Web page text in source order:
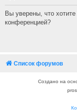
Вы уверены, что
конференцией?
Список форумов
Создано на